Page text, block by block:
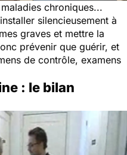
chroniques...
silencieusement à
graves et mettre la
prévenir que guérir, et
de contrôle, examens
: le bilan